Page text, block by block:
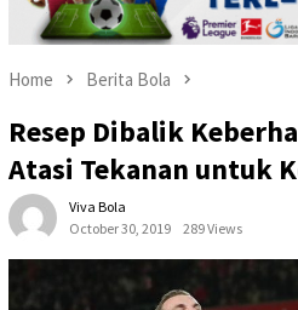
Home Berita Bola
Resep Dibalik
Atasi Tekanan untuk
Viva Bola
October 30, 2019
289 Views